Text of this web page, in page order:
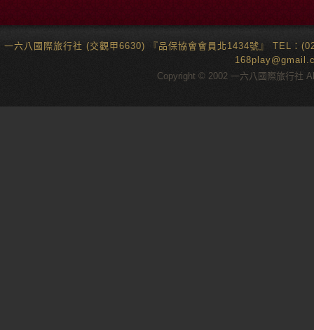
一六八國際旅行社 (交觀甲6630) 『品保協會會員北1434號』 TEL：
Copyright © 2002 一六八國際旅行社